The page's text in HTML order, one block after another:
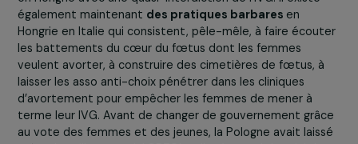
démontre qu’en réalité,c’est l’action militante
l‘action politique qui écrit la loi !La loi ne s’écrit pas
nihilo,elle doit être l’expression démocratique des
transformations déjà à l’œuvre au sein des peuples
pour se mettre au diapason de ses aspirations
Il est donc essentiel des’engager, demiliterdans les
associations ou les partis politiques, car c’est cet